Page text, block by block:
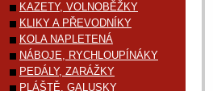
KAZETY, VOLNOBĚŽKY
KLIKY A PŘEVODNÍKY
KOLA NAPLETENÁ
NÁBOJE, RYCHLOUPÍNÁKY
PEDÁLY, ZARÁŽKY
PLÁŠTĚ, GALUSKY